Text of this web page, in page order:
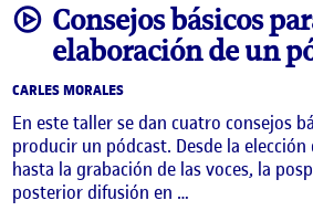
videoConsejos básicos
elaboración de un
CARLES MORALES
En este taller se dan cuatro consejos
producir un pódcast. Desde la
hasta la grabación de las voces, la
posterior difusión en …